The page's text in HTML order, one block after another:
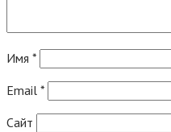
Имя *
Email *
Сайт